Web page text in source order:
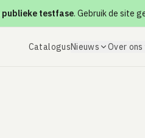
publieke testfase. Gebruik de site
CatalogusNieuws Over ons